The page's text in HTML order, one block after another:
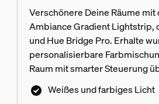
Verschönere Deine Räume mit
Ambiance Gradient Lightstrip,
und Hue Bridge Pro. Erhalte
personalisierbare
Raum mit smarter Steuerung
zum Leben erwecken.
Weißes und farbiges Licht